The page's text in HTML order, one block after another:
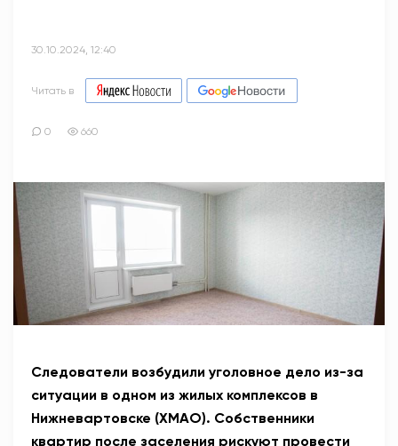
30.10.2024, 12:40
Читать в
0 660
Следователи возбудили уголовное дело из-за
ситуации в одном из жилых комплексов в
Нижневартовске (ХМАО). Собственники
квартир после заселения рискуют провести